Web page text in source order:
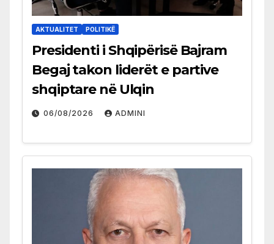
AKTUALITET POLITIKË
Presidenti i Shqipërisë Bajram
Begaj takon liderët e partive
shqiptare në Ulqin
06/08/2026 ADMINI